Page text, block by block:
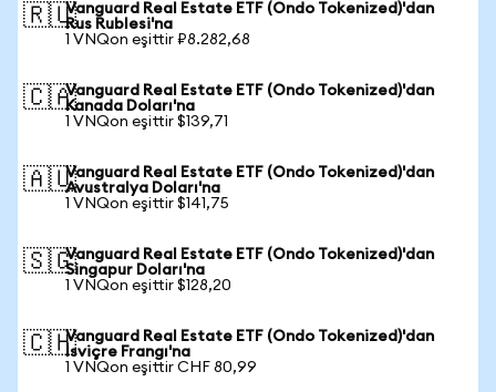
🇷🇺Vanguard Real Estate ETF (Ondo Tokenized)'dan
Rus Rublesi'na
1 VNQon eşittir ₽8.282,68
🇨🇦Vanguard Real Estate ETF (Ondo Tokenized)'dan
Kanada Doları'na
1 VNQon eşittir $139,71
🇦🇺Vanguard Real Estate ETF (Ondo Tokenized)'dan
Avustralya Doları'na
1 VNQon eşittir $141,75
🇸🇬Vanguard Real Estate ETF (Ondo Tokenized)'dan
Singapur Doları'na
1 VNQon eşittir $128,20
🇨🇭Vanguard Real Estate ETF (Ondo Tokenized)'dan
İsviçre Frangı'na
1 VNQon eşittir CHF 80,99